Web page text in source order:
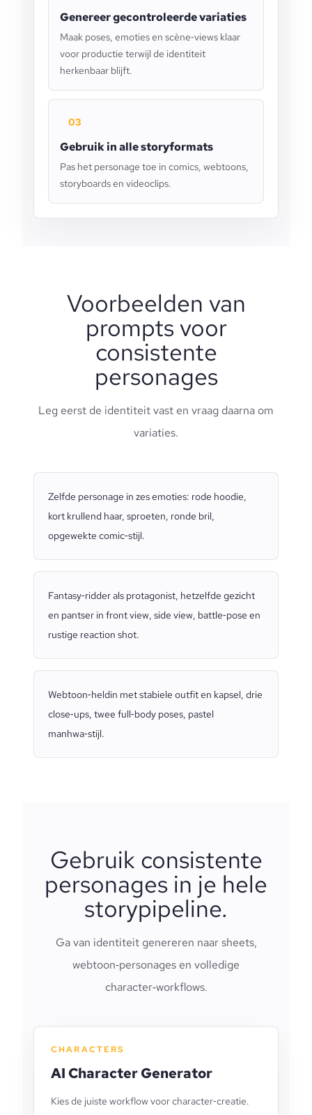
Genereer gecontroleerde variaties
Maak poses, emoties en scène‑views klaar
voor productie terwijl de identiteit
herkenbaar blijft.
03
Gebruik in alle storyformats
Pas het personage toe in comics, webtoons,
storyboards en videoclips.
Voorbeelden van
prompts voor
consistente
personages
Leg eerst de identiteit vast en vraag daarna om
variaties.
Zelfde personage in zes emoties: rode hoodie,
kort krullend haar, sproeten, ronde bril,
opgewekte comic‑stijl.
Fantasy‑ridder als protagonist, hetzelfde gezicht
en pantser in front view, side view, battle‑pose en
rustige reaction shot.
Webtoon‑heldin met stabiele outfit en kapsel, drie
close‑ups, twee full‑body poses, pastel
manhwa‑stijl.
Gebruik consistente
personages in je hele
storypipeline.
Ga van identiteit genereren naar sheets,
webtoon‑personages en volledige
character‑workflows.
CHARACTERS
AI Character Generator
Kies de juiste workflow voor character‑creatie.